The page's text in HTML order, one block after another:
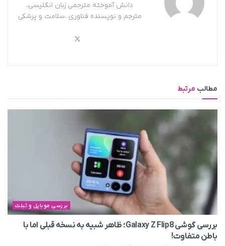
دانش آموخته مترجمی زبان انگلیسی،
مترجم و نویسنده فناوری ،سلامت و پزشکی
مطالب مرتبط
بررسی موبایل و تبلت
بررسی گوشی Galaxy Z Flip8؛ ظاهر شبیه به نسخه قبلی اما با
باطن متفاوت!